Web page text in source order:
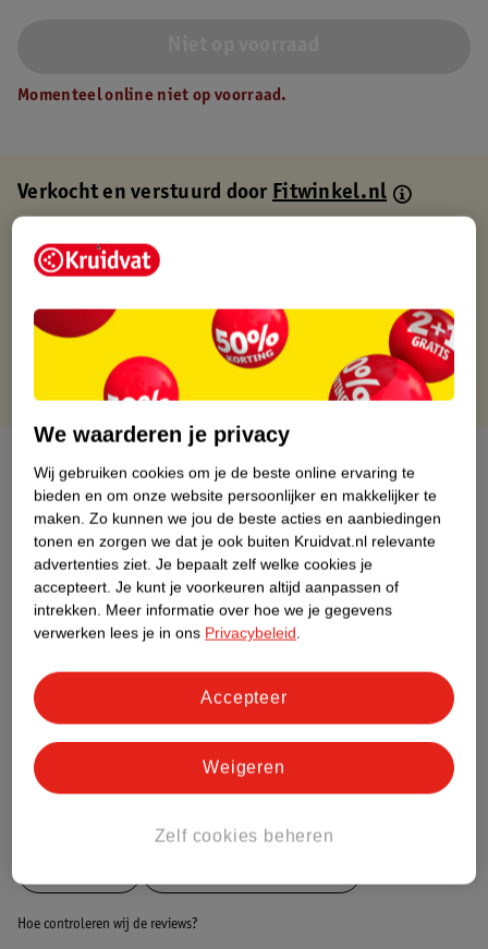
Momenteel online niet op voorraad.
Verkocht en verstuurd doorFitwinkel.nl
Gratis thuisbezorgd
Gratis punten met je Kruidvat kaart
Over dit product
Productinformatie
Nature Impact Score
Dit product heeft (nog) geen Nature
Impact Score.
Bestel & Bezorginformatie
Hoe controleren wij de reviews?
We waarderen je privacy
Wij gebruiken cookies om je de beste online ervaring te
bieden en om onze website persoonlijker en makkelijker te
maken. Zo kunnen we jou de beste acties en aanbiedingen
tonen en zorgen we dat je ook buiten Kruidvat.nl relevante
advertenties ziet. Je bepaalt zelf welke cookies je
accepteert. Je kunt je voorkeuren altijd aanpassen of
intrekken. Meer informatie over hoe we je gegevens
verwerken lees je in ons Privacybeleid.
Zelf cookies beheren
Weigeren
Accepteer